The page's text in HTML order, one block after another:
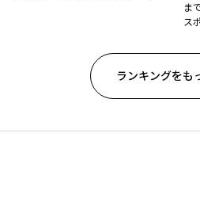
ま
ス
ランキングをも